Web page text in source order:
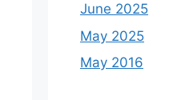
June 2025
May 2025
May 2016